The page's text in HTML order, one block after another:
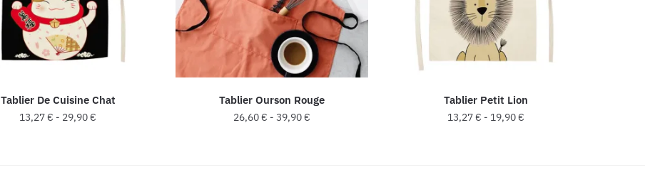
Tablier De Cuisine Chat
13,27€ - 29,90€
Tablier Ourson Rouge
26,60€ -39,90€
Tablier Petit Lion
13,27€ - 19,90€